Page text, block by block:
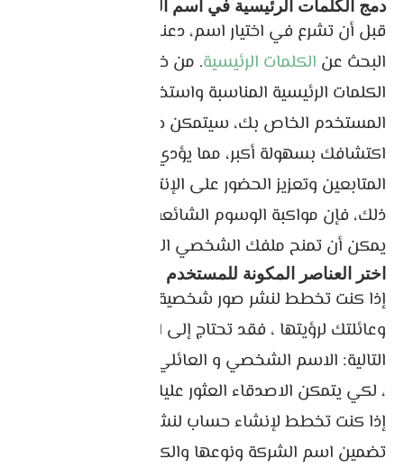
دمج الكلمات الرئيسية في اسم المستخدم
قبل أن تشرع في اختيار اسم، دعنا نتحدث عن أهمية
البحث عن الكلمات الرئيسية. من خلال العثور على
الكلمات الرئيسية المناسبة واستخدامها في اسم
المستخدم الخاص بك، سيتمكن جمهورك المثالي من
اكتشافك بسهولة أكبر، مما يؤدي إلى زيادة عدد
المتابعين وتعزيز الحضور على الإنترنت. بالإضافة إلى
ذلك، فإن مواكبة الوسوم الشائعة واتجاهات الصناعة
يمكن أن تمنح ملفك الشخصي المزيد من القوة.
اختر العناصر المكونة للمستخدم
إذا كنت تخطط لنشر صور شخصية لجميع أصدقائك
وعائلتك لرؤيتها ، فقد تحتاج إلى استخدام العناصر
التالية: الاسم الشخصي و العائلي و حتى تاريخ الازدياد
، لكي يتمكن الاصدقاء العثور عليك بسرعة .
إذا كنت تخطط لإنشاء حساب لنشاط تجاري ، فيجب
تضمين اسم الشركة ونوعها والكلمات الرئيسية ، حتى